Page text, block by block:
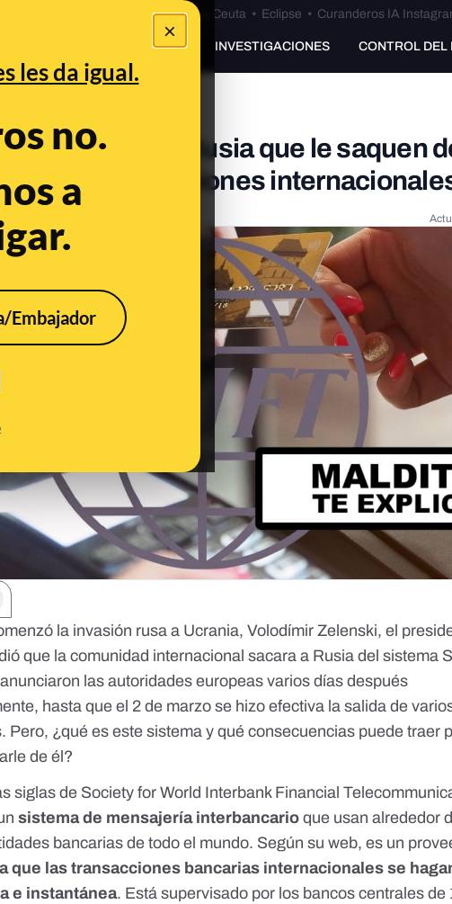
×
les da igual.
no.
a
Embajador
Especial Ceuta•Bulos Ceuta • Eclipse • Curanderos IA
PREBUNKING INVESTIGACIONES CONTROL DEL
implica para Rusia que le saquen
las transacciones
la invasión rusa a Ucrania, Volodímir Zelenski, el
que la comunidad internacionalsacara a Rusia del sistema
las autoridades europeas varios días después
hasta que el 2 de marzo se hizo efectiva la salida de
Pero, ¿qué es este sistema y qué consecuencias puede traer
de él?
siglas de Society for World Interbank Financial
sistema de mensajería interbancario que usanalrededor
bancarias de todo el mundo. Según su web, es un
que las transacciones bancarias internacionales se
e instantánea. Está supervisado por los bancos centrales de